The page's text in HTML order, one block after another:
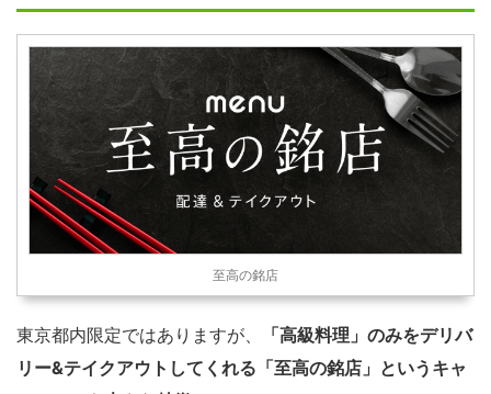
至高の銘店
東京都内限定ではありますが、
「高級料理」のみをデリバ
リー&テイクアウトしてくれる「至高の銘店」というキャ